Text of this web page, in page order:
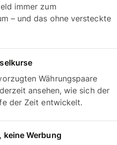
immer zum
– und das ohne versteckte
Währungspaare
ansehen, wie sich der
der Zeit entwickelt.
Werbung